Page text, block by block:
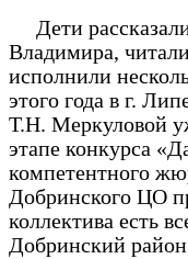
Дети
Владимира,
исполнили
этого года в г.
Т.Н. Меркуловой
этапе конкурса
компетентного
Добринского ЦО
коллектива есть
Добринский